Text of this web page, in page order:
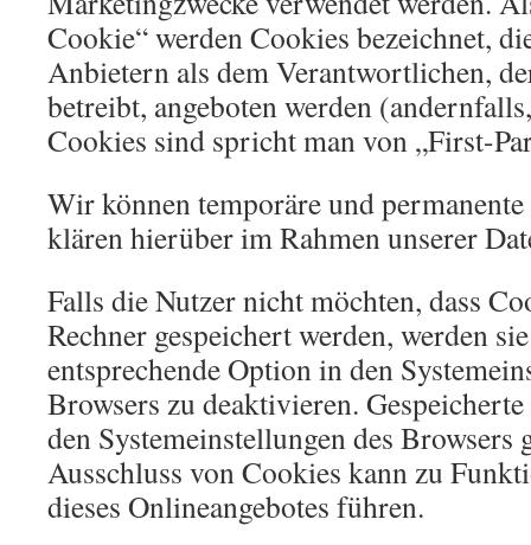
Cookie“ werden Cookies bezeichnet,
Anbietern als dem Verantwortlichen,
betreibt, angeboten werden
Cookies sind spricht man von „First-
Wir können temporäre und
klären hierüber im Rahmen unserer
Falls die Nutzer nicht möchten, dass
Rechner gespeichert werden, werden
entsprechende Option in den
Browsers zu deaktivieren.
den Systemeinstellungen des Browsers
Ausschluss von Cookies kann zu
dieses Onlineangebotes führen.